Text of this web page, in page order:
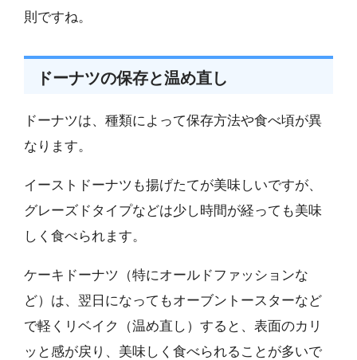
則ですね。
ドーナツの保存と温め直し
ドーナツは、種類によって保存方法や食べ頃が異
なります。
イーストドーナツも揚げたてが美味しいですが、
グレーズドタイプなどは少し時間が経っても美味
しく食べられます。
ケーキドーナツ（特にオールドファッションな
ど）は、翌日になってもオーブントースターなど
で軽くリベイク（温め直し）すると、表面のカリ
ッと感が戻り、美味しく食べられることが多いで